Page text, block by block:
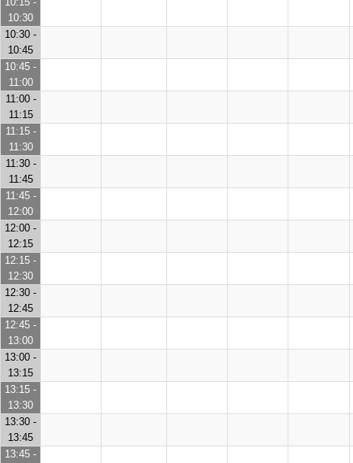
10:30
10:30 -
10:45
10:45 -
11:00
11:00 -
11:15
11:15 -
11:30
11:30 -
11:45
11:45 -
12:00
12:00 -
12:15
12:15 -
12:30
12:30 -
12:45
12:45 -
13:00
13:00 -
13:15
13:15 -
13:30
13:30 -
13:45
13:45 -